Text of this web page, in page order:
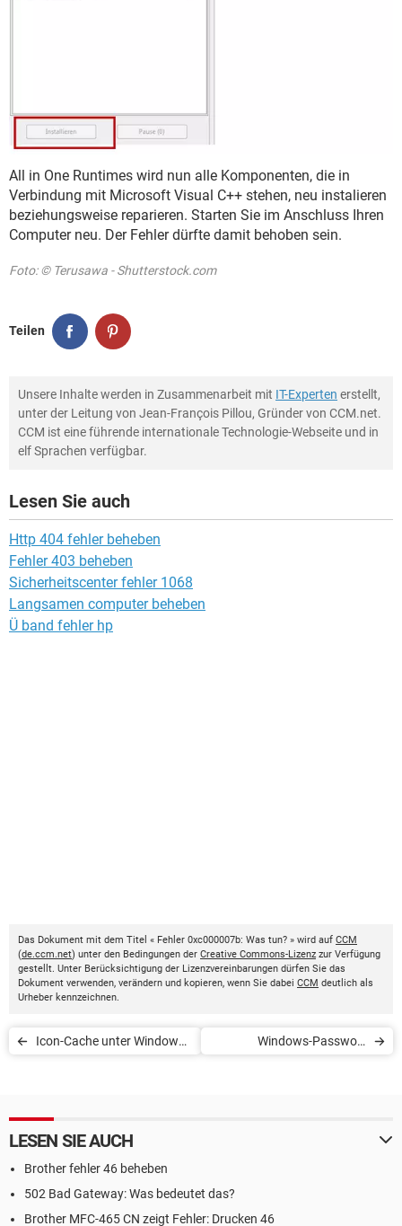
All in One Runtimes wird nun alle Komponenten, die in
Verbindung mit Microsoft Visual C++ stehen, neu instalieren
beziehungsweise reparieren. Starten Sie im Anschluss Ihren
Computer neu. Der Fehler dürfte damit behoben sein.
Foto: © Terusawa - Shutterstock.com
Teilen
Unsere Inhalte werden in Zusammenarbeit mit IT-Experten erstellt,
unter der Leitung von Jean-François Pillou, Gründer von CCM.net.
CCM ist eine führende internationale Technologie-Webseite und in
elf Sprachen verfügbar.
Lesen Sie auch
Http 404 fehler beheben
Fehler 403 beheben
Sicherheitscenter fehler 1068
Langsamen computer beheben
Ü band fehler hp
Das Dokument mit dem Titel « Fehler 0xc000007b: Was tun? » wird auf CCM
(de.ccm.net) unter den Bedingungen der Creative Commons-Lizenz zur Verfügung
gestellt. Unter Berücksichtigung der Lizenzvereinbarungen dürfen Sie das
Dokument verwenden, verändern und kopieren, wenn Sie dabei CCM deutlich als
Urheber kennzeichnen.
Icon-Cache unter Windows
Windows-Passwort
LESEN SIE AUCH
Brother fehler 46 beheben
502 Bad Gateway: Was bedeutet das?
Brother MFC-465 CN zeigt Fehler: Drucken 46